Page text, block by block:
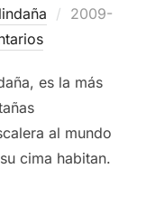
Publicado
2009-
es la más
al mundo
cima habitan.